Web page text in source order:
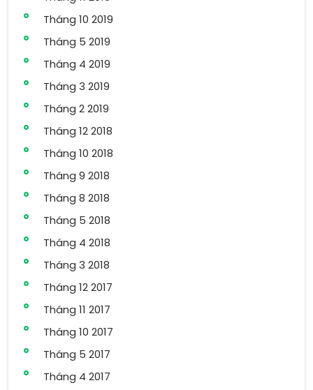
Tháng 10 2019
Tháng 5 2019
Tháng 4 2019
Tháng 3 2019
Tháng 2 2019
Tháng 12 2018
Tháng 10 2018
Tháng 9 2018
Tháng 8 2018
Tháng 5 2018
Tháng 4 2018
Tháng 3 2018
Tháng 12 2017
Tháng 11 2017
Tháng 10 2017
Tháng 5 2017
Tháng 4 2017